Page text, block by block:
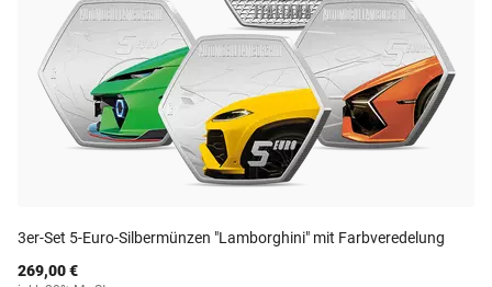
3er-Set 5-Euro-Silbermünzen "Lamborghini" mit Farbveredelung
269,00 €